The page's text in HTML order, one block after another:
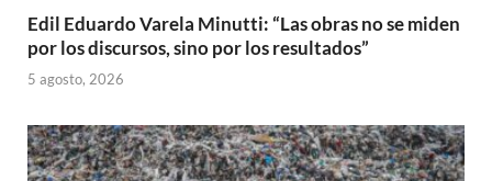
Edil Eduardo Varela Minutti: “Las obras no se miden
por los discursos, sino por los resultados”
5 agosto, 2026